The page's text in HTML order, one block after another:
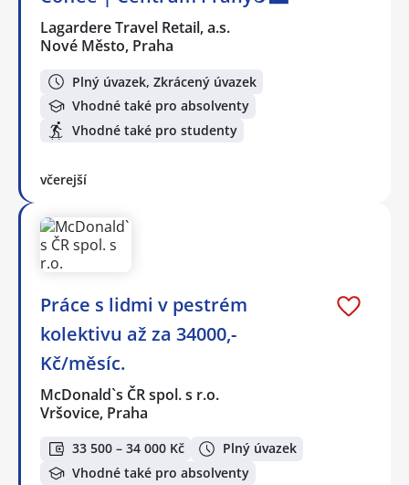
Lagardere Travel Retail, a.s.
Nové Město, Praha
Plný úvazek, Zkrácený úvazek
Vhodné také pro absolventy
Vhodné také pro studenty
včerejší
Práce s lidmi v pestrém
kolektivu až za 34000,-
Kč/měsíc.
McDonald`s ČR spol. s r.o.
Vršovice, Praha
33 500 – 34 000 Kč
Plný úvazek
Vhodné také pro absolventy